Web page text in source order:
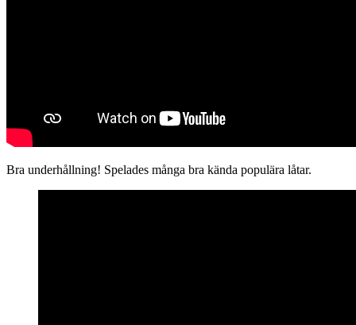
Bra underhållning! Spelades många bra kända populära låtar.